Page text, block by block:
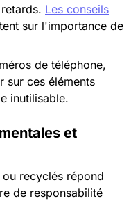
Les conseils
sur l'importance de
de téléphone,
sur ces éléments
inutilisable.
et
recyclés répond
de responsabilité